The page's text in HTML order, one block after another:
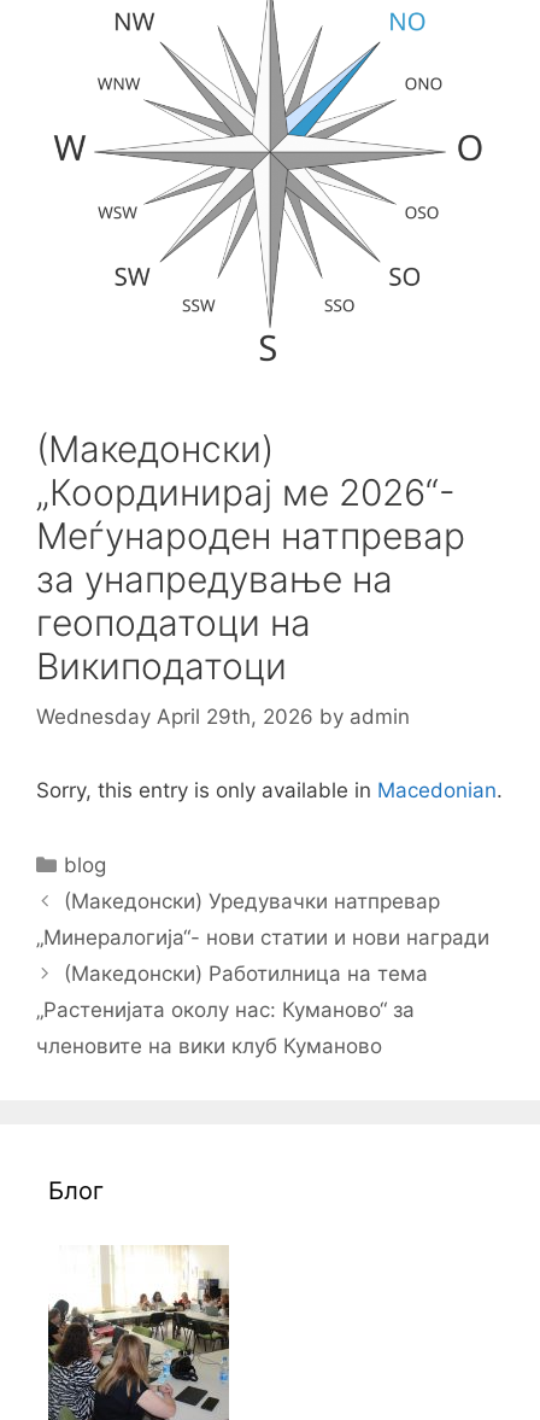
(Македонски)
„Координирај ме 2026“-
Меѓународен натпревар
за унапредување на
геоподатоци на
Википодатоци
Wednesday April 29th, 2026 by admin
Sorry, this entry is only available in Macedonian.
Categories
blog
Post
navigation
(Македонски) Уредувачки натпревар
„Минералогија“- нови статии и нови награди
(Македонски) Работилница на тема
„Растенијата околу нас: Куманово“ за
членовите на вики клуб Куманово
Блог